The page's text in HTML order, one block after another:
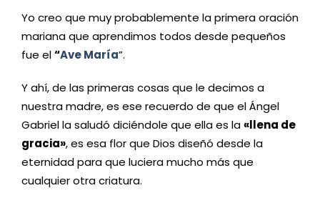
Yo creo que muy probablemente la primera oración
mariana que aprendimos todos desde pequeños
fue el“Ave María”.
Y ahí, de las primeras cosas que le decimos a
nuestra madre, es ese recuerdo de que el Ángel
Gabriel la saludó diciéndole que ella es la«llena de
gracia», es esa flor que Dios diseñó desde la
eternidad para que luciera mucho más que
cualquier otra criatura.